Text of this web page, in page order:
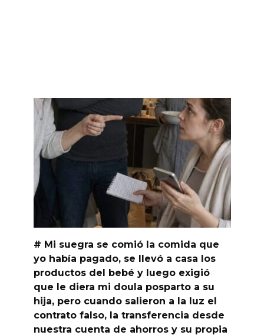
# Mi suegra se comió la comida que
yo había pagado, se llevó a casa los
productos del bebé y luego exigió
que le diera mi doula posparto a su
hija, pero cuando salieron a la luz el
contrato falso, la transferencia desde
nuestra cuenta de ahorros y su propia